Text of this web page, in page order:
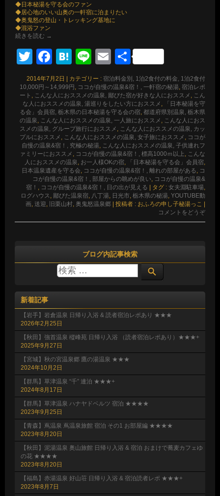
◆日本秘湯を守る会のファン
◆居心地のいい山奥の一軒宿に泊まりたい
◆奥鬼怒の登山・トレッキング基地に
◆混浴ファン
続きを読む →
Twitter
Facebook
Hatena
LineEmail
共
有
2014年7月2日 | カテゴリー : 宿泊料金別, 1泊2食付の料金, 1泊2食付
10,000円～14,999円
ココが自慢の温泉&宿！, 一軒宿の秘湯 宿泊レポ
ート
こんな人におススメの温泉, 鄙びた宿が好きな人におススメ
こん
な人におススメの温泉, 湯巡りをしたい方におススメ
「日本秘湯を守
る会」会員宿, 栃木県の日本秘湯を守る会の宿 都道府県別温泉, 栃木県
の温泉
こんな人におススメの温泉, 一人旅におススメ
こんな人におス
スメの温泉, グループ旅行におススメ
こんな人におススメの温泉, カッ
プルにおススメ
こんな人におススメの温泉, 女子旅におススメ
ココが
自慢の温泉&宿！, 究極の秘湯
こんな人におススメの温泉, 子供連れフ
ァミリーにおススメ
ココが自慢の温泉&宿！, 標高1000ｍ以上
こんな
人におススメの温泉 お一人様OKの宿 「日本秘湯を守る会」会員宿
日本温泉遺産を守る会
ココが自慢の温泉&宿！, 離れの部屋がある
コ
コが自慢の温泉&宿！, 部屋からの眺めが良い
ココが自慢の温泉&
宿！
ココが自慢の温泉&宿！, 日の出が見える | タグ : 女夫淵駐車場
ログハウス 鄙びた温泉宿 八丁湯 日光市 栃木県の秘湯 YOUTUBE動
画 送迎 旧栗山村 奥鬼怒温泉郷 | 投稿者 : おふろの申し子秘湯っこ |
コメントをどうぞ
ブログ内記事検索
新着記事
【岩手】岩倉温泉 日帰り入浴 & 読者宿泊レポあり ★★★
2026年2月25日
【秋田】強首温泉 樅峰苑 日帰り入浴 （読者宿泊レポあり）★★★+
2025年9月27日
【宮城】秋の宮温泉郷 鷹の湯温泉 ★★★
2024年10月2日
【群馬】草津温泉 “千” 連泊 ★★★+
2024年8月17日
【群馬】草津温泉 ハナヤドベルツ 宿泊 ★★★★
2023年9月25日
【青森】蔦温泉 蔦温泉旅館 宿泊 その1 お部屋編 ★★★★
2023年8月20日
【秋田】泥湯温泉 奥山旅館 日帰り入浴 & 宿泊 おまけで蕎麦カフェゆ
の花 ★★★★
2023年8月20日
【福島】赤湯温泉 好山荘 日帰り入浴 & 宿泊読者レポ ★★★+
2023年8月7日